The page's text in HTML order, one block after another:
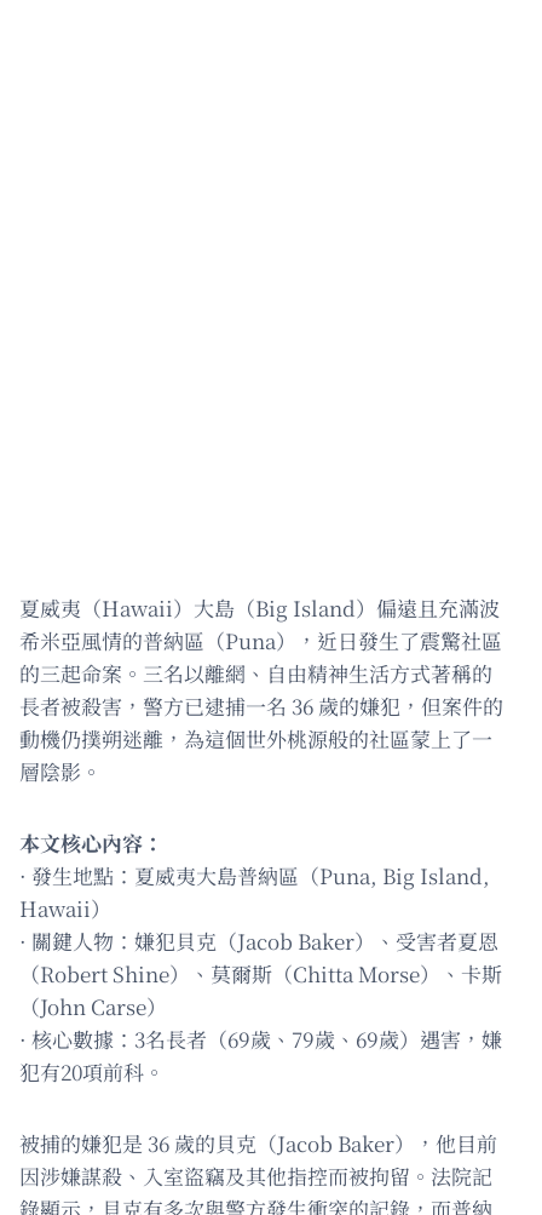
夏威夷（Hawaii）大島（Big Island）偏遠且充滿波
希米亞風情的普納區（Puna），近日發生了震驚社區
的三起命案。三名以離網、自由精神生活方式著稱的
長者被殺害，警方已逮捕一名 36 歲的嫌犯，但案件的
動機仍撲朔迷離，為這個世外桃源般的社區蒙上了一
層陰影。
本文核心內容：
· 發生地點：夏威夷大島普納區（Puna, Big Island,
Hawaii）
· 關鍵人物：嫌犯貝克（Jacob Baker）、受害者夏恩
（Robert Shine）、莫爾斯（Chitta Morse）、卡斯
（John Carse）
· 核心數據：3名長者（69歲、79歲、69歲）遇害，嫌
犯有20項前科。
被捕的嫌犯是 36 歲的貝克（Jacob Baker），他目前
因涉嫌謀殺、入室盜竊及其他指控而被拘留。法院記
錄顯示，貝克有多次與警方發生衝突的記錄，而普納